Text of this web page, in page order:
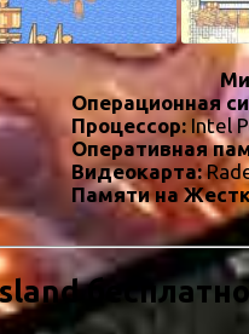
Операционная
Процессор: Intel
Оперативная
Видеокарта:
Памяти на
бесплатно